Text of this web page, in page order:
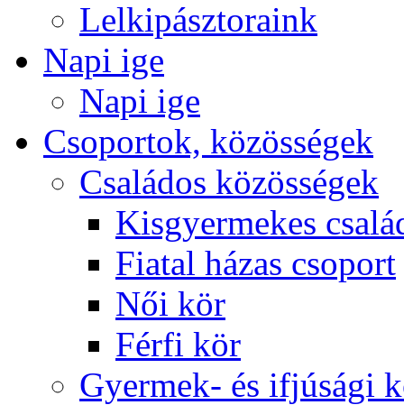
Lelkipásztoraink
Napi ige
Napi ige
Csoportok, közösségek
Családos közösségek
Kisgyermekes
Fiatal házas csoport
Női kör
Férfi kör
Gyermek- és ifjúsági